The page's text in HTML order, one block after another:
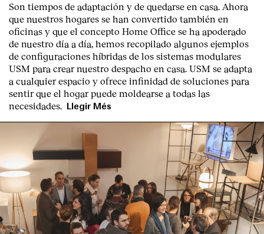
Son tiempos de adaptación y de quedarse en casa. Ahora
que nuestros hogares se han convertido también en
oficinas y que el concepto Home Office se ha apoderado
de nuestro día a día, hemos recopilado algunos ejemplos
de configuraciones híbridas de los sistemas modulares
USM para crear nuestro despacho en casa. USM se adapta
a cualquier espacio y ofrece infinidad de soluciones para
sentir que el hogar puede moldearse a todas las
necesidades.
Llegir Més